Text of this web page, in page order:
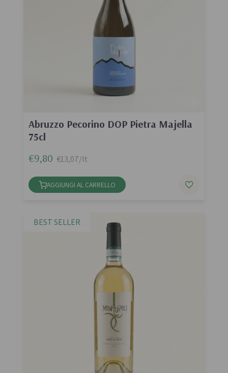
Abruzzo Pecorino DOP Pietra Majella
75cl
€9,80 €13,07/lt
AGGIUNGI AL CARRELLO
BEST SELLER